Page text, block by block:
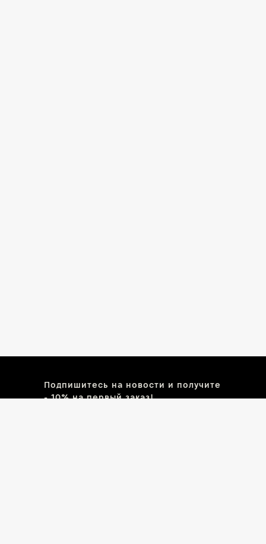
Подпишитесь на новости и получите
- 10% на первый заказ!